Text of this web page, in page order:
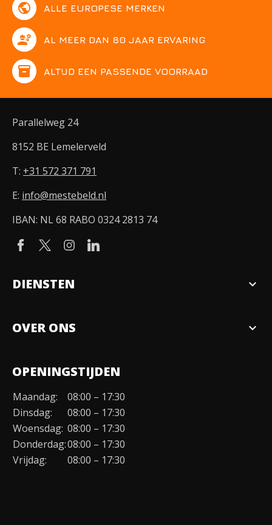
public ALLE EUROPESE MERKEN
engineering AL MEER DAN 80 JAAR ERVARING
inventory ALTIJD EEN PASSENDE VOORRAAD
Parallelweg 24
8152 BE Lemelerveld
T: +31 572 371 791
E: info@mestebeld.nl
IBAN: NL 68 RABO 0324 2813 74
DIENSTEN expand_more
OVER ONS expand_more
Organisatie
Duurzaamheid
Werken bij
Contact
OPENINGSTIJDEN
Maandag:
08:00 – 17:30
Dinsdag:
08:00 – 17:30
Woensdag: 08:00 – 17:30
Donderdag:08:00 – 17:30
Vrijdag:
08:00 – 17:30